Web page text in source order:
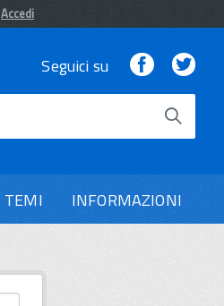
Accedi
Seguici su Facebook
TEMI INFORMAZIONI